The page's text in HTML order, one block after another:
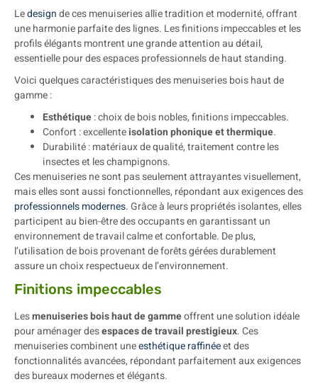
Ledesignde ces menuiseries allie tradition et modernité, offrant
une harmonie parfaite des lignes. Les finitions impeccables et les
profils élégants montrent une grande attention au détail,
essentielle pour des espaces professionnels de haut standing.
Voici quelques caractéristiques des menuiseries bois haut de
gamme :
Esthétique: choix de bois nobles, finitions impeccables.
Confort : excellenteisolation phonique et thermique.
Durabilité : matériaux de qualité, traitement contre les
insectes et les champignons.
Ces menuiseries ne sont pas seulement attrayantes visuellement,
mais elles sont aussi fonctionnelles, répondant aux exigences des
professionnels modernes. Grâce à leurs propriétés isolantes, elles
participent au bien-être des occupants en garantissant un
environnement de travail calme et confortable. De plus,
l’utilisation de bois provenant de forêts gérées durablement
assure un choix respectueux de l’environnement.
Finitions impeccables
Lesmenuiseries bois haut de gammeoffrent une solution idéale
pour aménager desespaces de travail prestigieux. Ces
menuiseries combinent uneesthétique raffinéeet des
fonctionnalités avancées, répondant parfaitement aux exigences
des bureaux modernes et élégants.